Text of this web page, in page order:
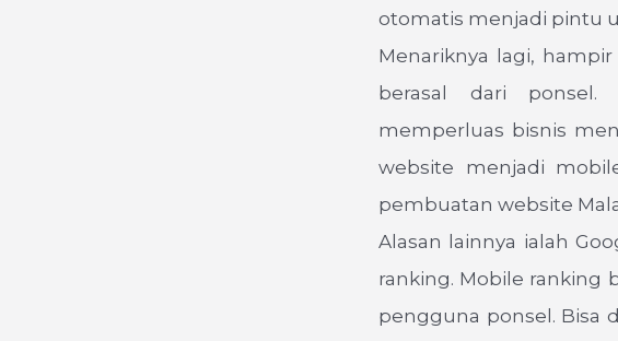
otomatis menjadi pintu
Menariknya lagi,
berasal dari ponsel.
memperluas bisnis
website menjadi
pembuatan website
Alasan lainnya ialah
ranking. Mobile ranking
pengguna ponsel. Bisa